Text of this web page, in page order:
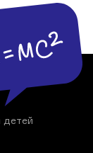
детей